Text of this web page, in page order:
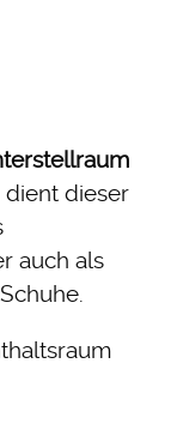
dient dieser
auch als